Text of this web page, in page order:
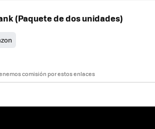
(Paquete de dos unidades)
comisión por estos enlaces